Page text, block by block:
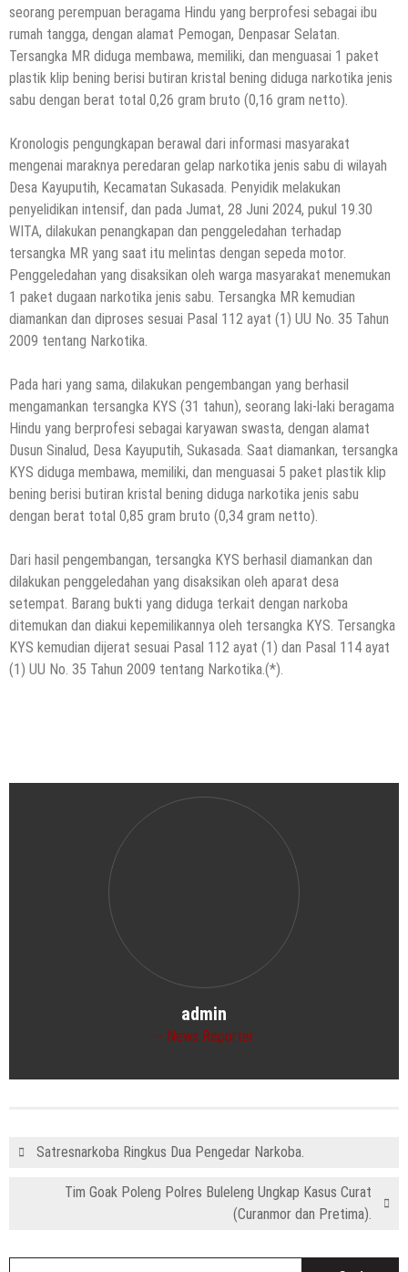
seorang perempuan beragama Hindu yang berprofesi sebagai ibu
rumah tangga, dengan alamat Pemogan, Denpasar Selatan.
Tersangka MR diduga membawa, memiliki, dan menguasai 1 paket
plastik klip bening berisi butiran kristal bening diduga narkotika jenis
sabu dengan berat total 0,26 gram bruto (0,16 gram netto).
Kronologis pengungkapan berawal dari informasi masyarakat
mengenai maraknya peredaran gelap narkotika jenis sabu di wilayah
Desa Kayuputih, Kecamatan Sukasada. Penyidik melakukan
penyelidikan intensif, dan pada Jumat, 28 Juni 2024, pukul 19.30
WITA, dilakukan penangkapan dan penggeledahan terhadap
tersangka MR yang saat itu melintas dengan sepeda motor.
Penggeledahan yang disaksikan oleh warga masyarakat menemukan
1 paket dugaan narkotika jenis sabu. Tersangka MR kemudian
diamankan dan diproses sesuai Pasal 112 ayat (1) UU No. 35 Tahun
2009 tentang Narkotika.
Pada hari yang sama, dilakukan pengembangan yang berhasil
mengamankan tersangka KYS (31 tahun), seorang laki-laki beragama
Hindu yang berprofesi sebagai karyawan swasta, dengan alamat
Dusun Sinalud, Desa Kayuputih, Sukasada. Saat diamankan, tersangka
KYS diduga membawa, memiliki, dan menguasai 5 paket plastik klip
bening berisi butiran kristal bening diduga narkotika jenis sabu
dengan berat total 0,85 gram bruto (0,34 gram netto).
Dari hasil pengembangan, tersangka KYS berhasil diamankan dan
dilakukan penggeledahan yang disaksikan oleh aparat desa
setempat. Barang bukti yang diduga terkait dengan narkoba
ditemukan dan diakui kepemilikannya oleh tersangka KYS. Tersangka
KYS kemudian dijerat sesuai Pasal 112 ayat (1) dan Pasal 114 ayat
(1) UU No. 35 Tahun 2009 tentang Narkotika.(*).
admin
News Reporter
Satresnarkoba Ringkus Dua Pengedar Narkoba.
Tim Goak Poleng Polres Buleleng Ungkap Kasus Curat
(Curanmor dan Pretima).